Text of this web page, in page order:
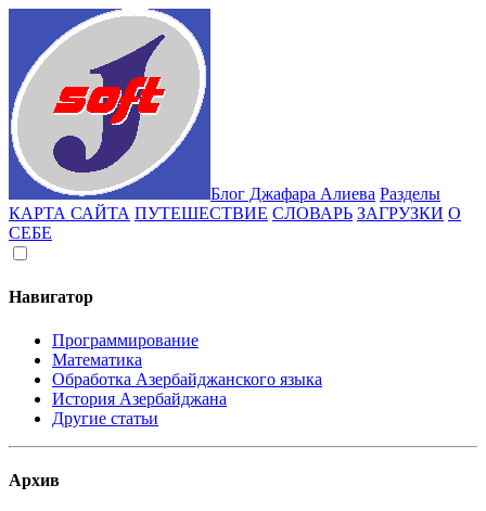
Блог Джафара Алиева Разделы
КАРТА САЙТА ПУТЕШЕСТВИЕ СЛОВАРЬ ЗАГРУЗКИ О
СЕБЕ
Навигатор
Программирование
Математика
Обработка Азербайджанского языка
История Азербайджана
Другие статьи
Архив